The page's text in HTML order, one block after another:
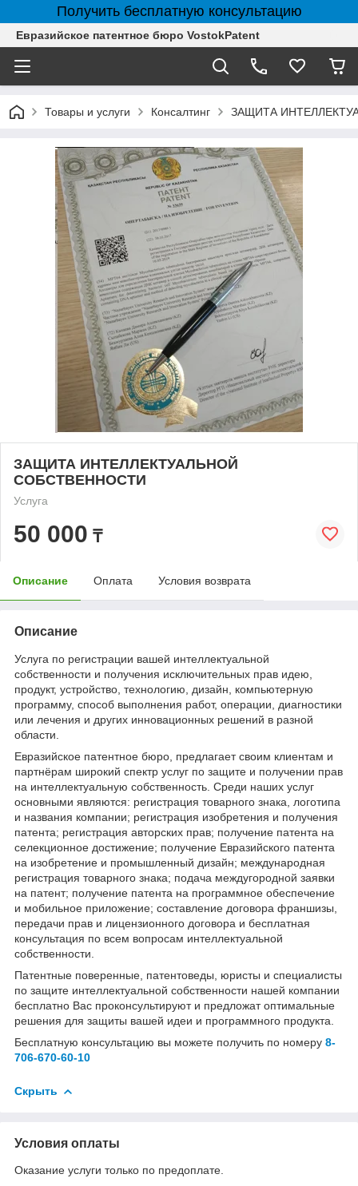
Получить бесплатную консультацию
Евразийское патентное бюро VostokPatent
Товары и услуги Консалтинг ЗАЩИТА
ЗАЩИТА ИНТЕЛЛЕКТУАЛЬНОЙ
СОБСТВЕННОСТИ
Услуга
50 000 ₸
Описание Оплата Условия возврата
Описание
Услуга по регистрации вашей интеллектуальной
собственности и получения исключительных прав идею,
продукт, устройство, технологию, дизайн, компьютерную
программу, способ выполнения работ, операции, диагностики
или лечения и других инновационных решений в разной
области.
Евразийское патентное бюро, предлагает своим клиентам и
партнёрам широкий спектр услуг по защите и получении прав
на интеллектуальную собственность. Среди наших услуг
основными являются: регистрация товарного знака, логотипа
и названия компании; регистрация изобретения и получения
патента; регистрация авторских прав; получение патента на
селекционное достижение; получение Евразийского патента
на изобретение и промышленный дизайн; международная
регистрация товарного знака; подача междугородной заявки
на патент; получение патента на программное обеспечение
и мобильное приложение; составление договора франшизы,
передачи прав и лицензионного договора и бесплатная
консультация по всем вопросам интеллектуальной
собственности.
Патентные поверенные, патентоведы, юристы и специалисты
по защите интеллектуальной собственности нашей компании
бесплатно Вас проконсультируют и предложат оптимальные
решения для защиты вашей идеи и программного продукта.
Бесплатную консультацию вы можете получить по номеру 8-
706-670-60-10
Скрыть
Условия оплаты
Оказание услуги только по предоплате.